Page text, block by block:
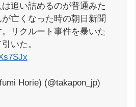
追い詰めるのが普通みた
亡くなった時の朝日新聞
リクルート事件を暴いた
いた。
Horie) (@takapon_jp)